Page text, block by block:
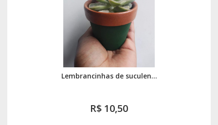
Lembrancinhas de suculen...
R$ 10,50